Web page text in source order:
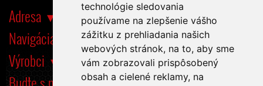
technológie sledovania
používame na zlepšenie vášho
zážitku z prehliadania našich
webových stránok, na to, aby sme
vám zobrazovali prispôsobený
obsah a cielené reklamy, na
Adresa
Navigácia
Výrobci